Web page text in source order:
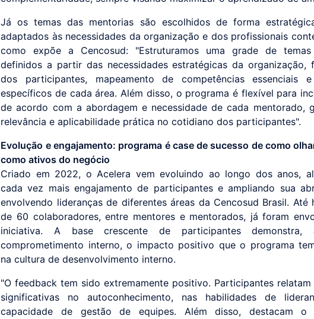
Já os temas das mentorias são escolhidos de forma
adaptados às necessidades da organização e dos profissionais
como expõe a Cencosud: "Estruturamos uma grade de
definidos a partir das necessidades estratégicas da organização,
dos participantes, mapeamento de competências essenciais
específicos de cada área. Além disso, o programa é flexível para
de acordo com a abordagem e necessidade de cada mentorado,
relevância e aplicabilidade prática no cotidiano dos participantes".
Evolução e engajamento: programa é case de sucesso de como
como ativos do negócio
Criado em 2022, o Acelera vem evoluindo ao longo dos anos,
cada vez mais engajamento de participantes e ampliando sua
envolvendo lideranças de diferentes áreas da Cencosud Brasil. Até
de 60 colaboradores, entre mentores e mentorados, já foram
iniciativa. A base crescente de participantes demonstra,
comprometimento interno, o impacto positivo que o programa
na cultura de desenvolvimento interno.
"O feedback tem sido extremamente positivo. Participantes relatam
significativas no autoconhecimento, nas habilidades de
capacidade de gestão de equipes. Além disso, destacam